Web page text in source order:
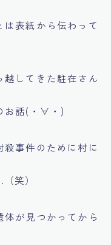
は表紙から伝わって
してきた駐在さん
お話(・∀・)
事件のために村に
笑）
が見つかってから